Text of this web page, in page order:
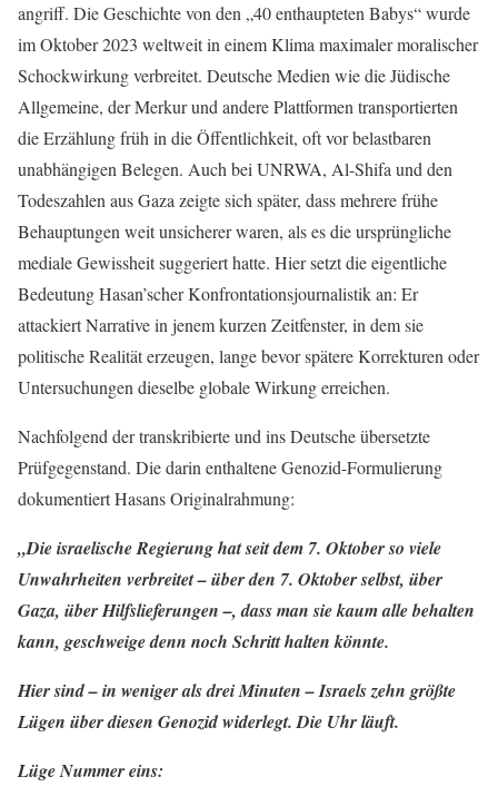
angriff. Die Geschichte von den „40 enthaupteten Babys“ wurde
im Oktober 2023 weltweit in einem Klima maximaler moralischer
Schockwirkung verbreitet. Deutsche Medien wie die Jüdische
Allgemeine, der Merkur und andere Plattformen transportierten
die Erzählung früh in die Öffentlichkeit, oft vor belastbaren
unabhängigen Belegen. Auch bei UNRWA, Al-Shifa und den
Todeszahlen aus Gaza zeigte sich später, dass mehrere frühe
Behauptungen weit unsicherer waren, als es die ursprüngliche
mediale Gewissheit suggeriert hatte. Hier setzt die eigentliche
Bedeutung Hasan’scher Konfrontationsjournalistik an: Er
attackiert Narrative in jenem kurzen Zeitfenster, in dem sie
politische Realität erzeugen, lange bevor spätere Korrekturen oder
Untersuchungen dieselbe globale Wirkung erreichen.
Nachfolgend der transkribierte und ins Deutsche übersetzte
Prüfgegenstand. Die darin enthaltene Genozid-Formulierung
dokumentiert Hasans Originalrahmung:
„Die israelische Regierung hat seit dem 7. Oktober so viele
Unwahrheiten verbreitet – über den 7. Oktober selbst, über
Gaza, über Hilfslieferungen –, dass man sie kaum alle behalten
kann, geschweige denn noch Schritt halten könnte.
Hier sind – in weniger als drei Minuten – Israels zehn größte
Lügen über diesen Genozid widerlegt. Die Uhr läuft.
Lüge Nummer eins: